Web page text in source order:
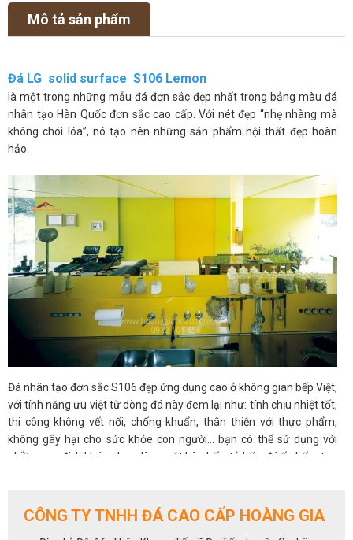
Mô tả sản phẩm
Đá LG solid surface S106 Lemon
là một trong những mẫu đá đơn sắc đẹp nhất trong bảng màu đá
nhân tạo Hàn Quốc đơn sắc cao cấp. Với nét đẹp “nhẹ nhàng mà
không chói lóa”, nó tạo nên những sản phẩm nội thất đẹp hoàn
hảo.
Đá nhân tạo đơn sắc S106 đẹp ứng dụng cao ở không gian bếp Việt,
với tính năng ưu việt từ dòng đá này đem lại như: tính chịu nhiệt tốt,
thi công không vết nối, chống khuẩn, thân thiện với thực phẩm,
không gây hại cho sức khỏe con người… bạn có thể sử dụng với
nhiều mục đích khác nhau: làm mặt bàn bếp, tủ bếp, đá ốp bếp…tạo
dung được khai sáng. Thời điểm mọi người trong gia đình cùng
CÔNG TY TNHH ĐÁ CAO CẤP HOÀNG GIA